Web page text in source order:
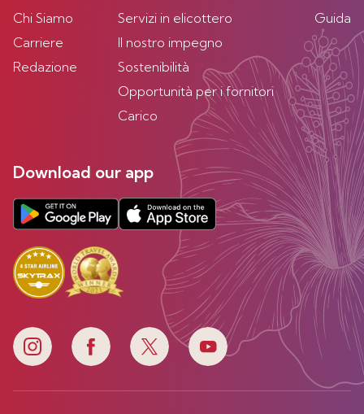
Chi Siamo
Carriere
Redazione
Servizi in elicottero
Il nostro impegno
Sostenibilità
Opportunità per i fornitori
Carico
Guida
Download our app